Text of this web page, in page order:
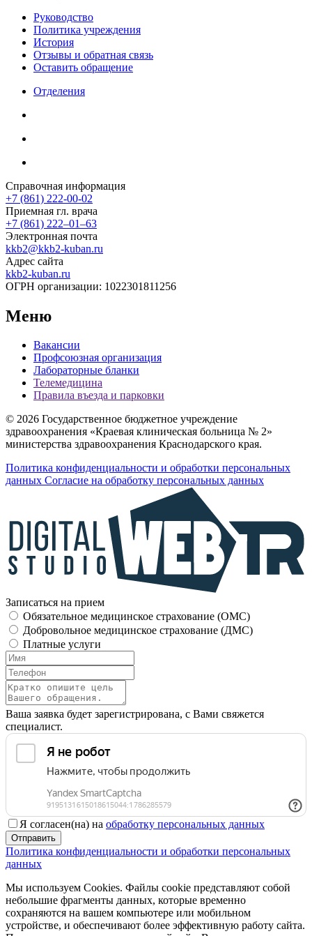
Руководство
Политика учреждения
История
Отзывы и обратная связь
Оставить обращение
Отделения
Справочная информация
+7 (861) 222-00-02
Приемная гл. врача
+7 (861) 222‒01‒63
Электронная почта
kkb2@kkb2-kuban.ru
Адрес сайта
kkb2-kuban.ru
ОГРН организации: 1022301811256
Меню
Вакансии
Профсоюзная организация
Лабораторные бланки
Телемедицина
Правила въезда и парковки
© 2026 Государственное бюджетное учреждение
здравоохранения «Краевая клиническая больница № 2»
министерства здравоохранения Краснодарского края.
Политика конфиденциальности и обработки персональных
данных Согласие на обработку персональных данных
Записаться на прием
Обязательное медицинское страхование (OMC)
Добровольное медицинское страхование (ДМС)
Платные услуги
Ваша заявка будет зарегистрирована, с Вами свяжется
специалист.
Я согласен(на) на обработку персональных данных
Отправить
Политика конфиденциальности и обработки персональных
данных
Мы используем Cookies. Файлы cookie представляют собой
небольшие фрагменты данных, которые временно
сохраняются на вашем компьютере или мобильном
устройстве, и обеспечивают более эффективную работу сайта.